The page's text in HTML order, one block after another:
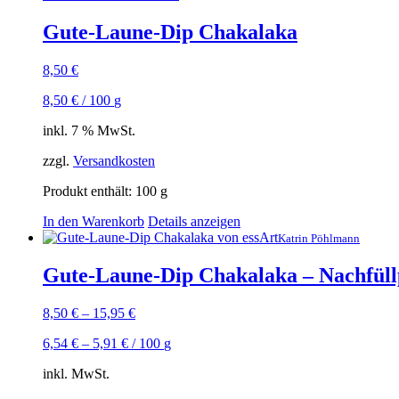
Gute-Laune-Dip Chakalaka
8,50 €
8,50 € / 100 g
inkl. 7 % MwSt.
zzgl. Versandkosten
Produkt enthält: 100 g
In den Warenkorb Details anzeigen
Katrin Pöhlmann
Gute-Laune-Dip Chakalaka –
8,50 € – 15,95 €
6,54 € – 5,91 € / 100 g
inkl. MwSt.